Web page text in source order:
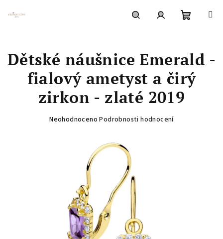
košík
Dětské náušnice Emerald -
fialový ametyst a čirý
zirkon - zlaté 2019
Průměrné
hvězdiček.
Neohodnoceno Podrobnosti hodnocení